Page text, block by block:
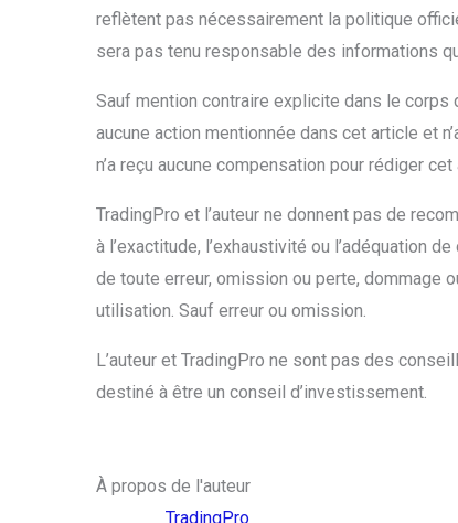
reflètent pas nécessairement la politique
sera pas tenu responsable des informations
Sauf mention contraire explicite dans le corps
aucune action mentionnée dans cet article et
n’a reçu aucune compensation pour rédiger
TradingPro et l’auteur ne donnent pas de
à l’exactitude, l’exhaustivité ou l’adéquation
de toute erreur, omission ou perte, dommage
utilisation. Sauf erreur ou omission.
L’auteur et TradingPro ne sont pas des
destiné à être un conseil d’investissement.
À propos de l'auteur
TradingPro